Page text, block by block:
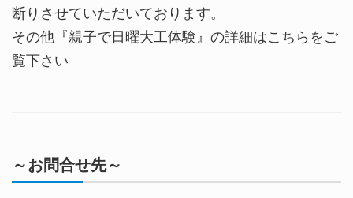
断りさせていただいております。
その他『親子で日曜大工体験』の詳細はこちらをご
覧下さい
～お問合せ先～